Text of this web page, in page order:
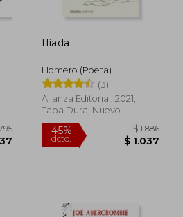
Ilíada
Homero (Poeta)
(3)
Alianza Editorial, 2021,
Tapa Dura, Nuevo